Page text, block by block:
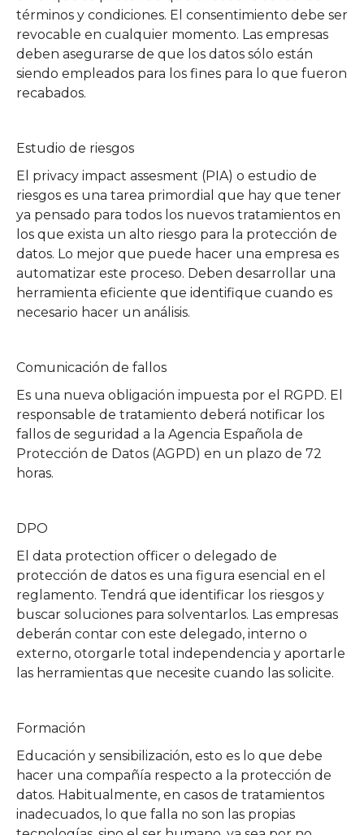
términos y condiciones. El consentimiento debe ser
revocable en cualquier momento. Las empresas
deben asegurarse de que los datos sólo están
siendo empleados para los fines para lo que fueron
recabados.
Estudio de riesgos
El privacy impact assesment (PIA) o estudio de
riesgos es una tarea primordial que hay que tener
ya pensado para todos los nuevos tratamientos en
los que exista un alto riesgo para la protección de
datos. Lo mejor que puede hacer una empresa es
automatizar este proceso. Deben desarrollar una
herramienta eficiente que identifique cuando es
necesario hacer un análisis.
Comunicación de fallos
Es una nueva obligación impuesta por el RGPD. El
responsable de tratamiento deberá notificar los
fallos de seguridad a la Agencia Española de
Protección de Datos (AGPD) en un plazo de 72
horas.
DPO
El data protection officer o delegado de
protección de datos es una figura esencial en el
reglamento. Tendrá que identificar los riesgos y
buscar soluciones para solventarlos. Las empresas
deberán contar con este delegado, interno o
externo, otorgarle total independencia y aportarle
las herramientas que necesite cuando las solicite.
Formación
Educación y sensibilización, esto es lo que debe
hacer una compañía respecto a la protección de
datos. Habitualmente, en casos de tratamientos
inadecuados, lo que falla no son las propias